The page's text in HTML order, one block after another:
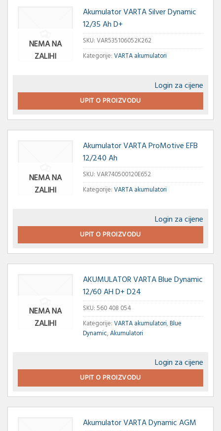
NEMA NA
ZALIHI
Akumulator VARTA Silver Dynamic
12/35 Ah D+
SKU:VAR535106052K262
Kategorije:VARTA akumulatori
Login za cijene
UPIT O PROIZVODU
NEMA NA
ZALIHI
Akumulator VARTA ProMotive EFB
12/240 Ah
SKU:VAR740500120E652
Kategorije:VARTA akumulatori
Login za cijene
UPIT O PROIZVODU
NEMA NA
ZALIHI
AKUMULATOR VARTA Blue Dynamic
12/60 AH D+ D24
SKU:560 408 054
Kategorije:VARTA akumulatori,Blue
Dynamic,Akumulatori
Login za cijene
UPIT O PROIZVODU
Akumulator VARTA Dynamic AGM